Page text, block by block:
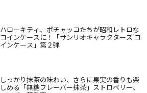
ハローキティ、ポチャッコたちが昭和レトロな
コインケースに！「サンリオキャラクターズ コ
インケース」第２弾
しっかり抹茶の味わい、さらに果実の香りも楽
しめる「無糖フレーバー抹茶」ストロベリー、